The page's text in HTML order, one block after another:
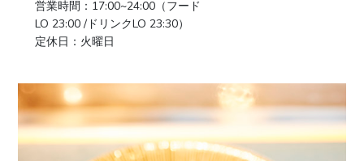
営業時間：17:00~24:00（フード
LO 23:00 /ドリンクLO 23:30）
定休日：火曜日